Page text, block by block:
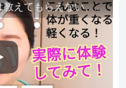
【究極の気付き】病院では教えてもらえない、その長年悩んできた痛み、症状、どうして治らないのか？痛みの正体、実際に今すぐ試して知ってほしい。